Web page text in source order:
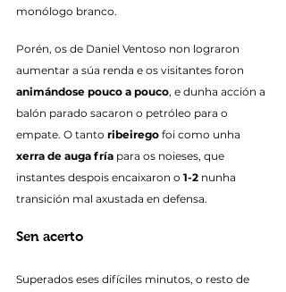
monólogo branco.
Porén, os de Daniel Ventoso non lograron
aumentar a súa renda e os visitantes foron
animándose pouco a pouco, e dunha acción a
balón parado sacaron o petróleo para o
empate. O tanto ribeirego foi como unha
xerra de auga fría para os noieses, que
instantes despois encaixaron o 1-2 nunha
transición mal axustada en defensa.
Sen acerto
Superados eses difíciles minutos, o resto de